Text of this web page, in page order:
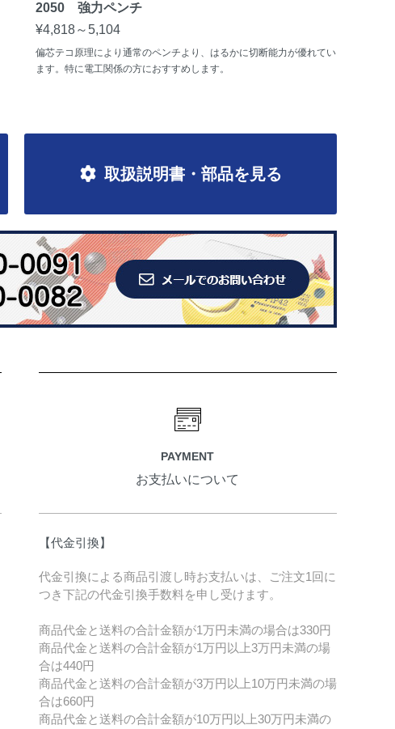
2050 強力ペンチ
¥4,818～5,104
偏芯テコ原理により通常のペンチより、はるかに切断能力が優れてい
ます。特に電工関係の方におすすめします。
取扱説明書・部品を見る
PAYMENT
お支払いについて
【代金引換】
代金引換による商品引渡し時お支払いは、ご注文1回に
つき下記の代金引換手数料を申し受けます。
商品代金と送料の合計金額が1万円未満の場合は330円
商品代金と送料の合計金額が1万円以上3万円未満の場
合は440円
商品代金と送料の合計金額が3万円以上10万円未満の場
合は660円
商品代金と送料の合計金額が10万円以上30万円未満の